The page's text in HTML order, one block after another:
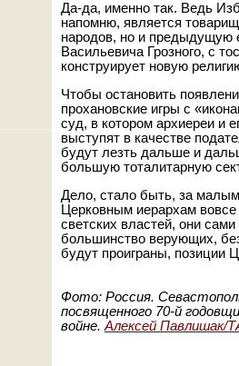
Да-да, именно так. Ведь
напомню, является
народов, но и предыдущую
Васильевича Грозного, с
конструирует новую
Чтобы остановить
прохановские игры с
суд, в котором архиереи и
выступят в качестве
будут лезть дальше и
большую тоталитарную
Дело, стало быть, за
Церковным иерархам
светских властей, они
большинство верующих,
будут проиграны, позиции
Фото: Россия.
посвященного 70-й
войне. Алексей Павлишак/